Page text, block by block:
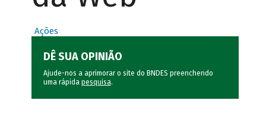
Ações
DÊ SUA OPINIÃO
Ajude-nos a aprimorar o site do BNDES preenchendo
uma rápida pesquisa.